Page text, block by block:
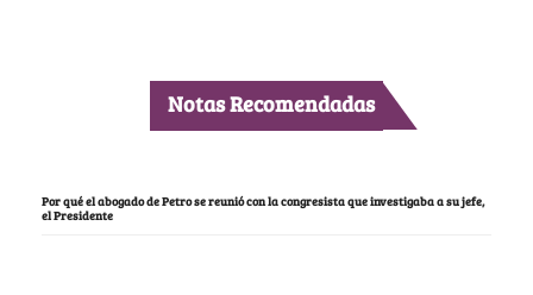
Notas Recomendadas
Por qué el abogado de Petro se reunió con la congresista que investigaba a su jefe,
el Presidente